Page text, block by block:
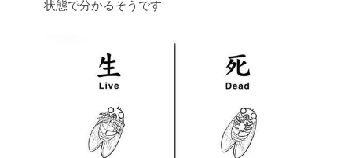
状態で分かるそうです